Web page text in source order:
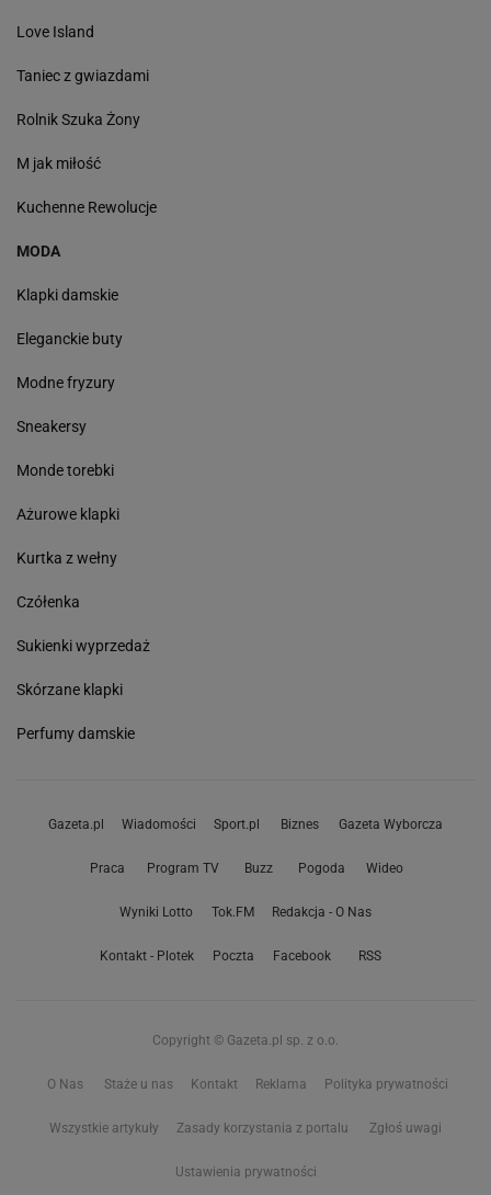
Love Island
Taniec z gwiazdami
Rolnik Szuka Żony
M jak miłość
Kuchenne Rewolucje
MODA
Klapki damskie
Eleganckie buty
Modne fryzury
Sneakersy
Monde torebki
Ażurowe klapki
Kurtka z wełny
Czółenka
Sukienki wyprzedaż
Skórzane klapki
Perfumy damskie
Gazeta.pl Wiadomości Sport.pl Biznes Gazeta Wyborcza
Praca Program TV Buzz Pogoda Wideo
Wyniki Lotto Tok.FM Redakcja - O Nas
Kontakt - Plotek Poczta Facebook RSS
Copyright © Gazeta.pl sp. z o.o.
O Nas Staże u nas Kontakt Reklama Polityka prywatności
Wszystkie artykuły Zasady korzystania z portalu Zgłoś uwagi
Ustawienia prywatności